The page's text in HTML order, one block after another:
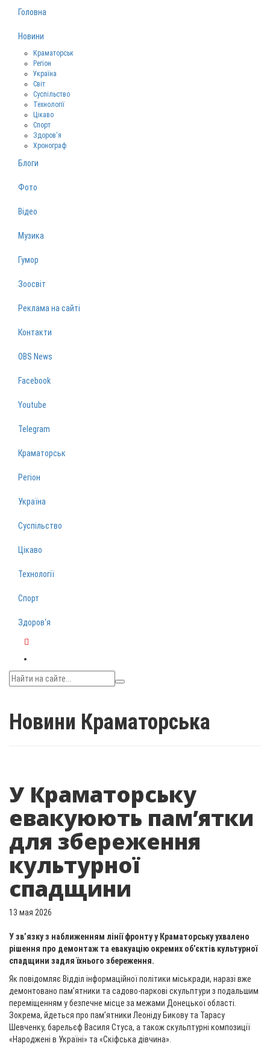
Головна
Новини
Краматорськ
Регіон
Україна
Світ
Суспільство
Технології
Цікаво
Спорт
Здоров‘я
Хронограф
Блоги
Фото
Відео
Музика
Гумор
Зоосвіт
Реклама на сайті
Контакти
OBS News
Facebook
Youtube
Telegram
Краматорськ
Регіон
Україна
Суспільство
Цікаво
Технології
Спорт
Здоров‘я
Новини Краматорська
У Краматорську
евакуюють пам’ятки
для збереження
культурної
спадщини
13 мая 2026
У зв’язку з наближенням лінії фронту у Краматорську ухвалено
рішення про демонтаж та евакуацію окремих об’єктів культурної
спадщини задля їхнього збереження.
Як повідомляє Відділ інформаційної політики міськради, наразі вже
демонтовано пам’ятники та садово-паркові скульптури з подальшим
переміщенням у безпечне місце за межами Донецької області.
Зокрема, йдеться про пам’ятники Леоніду Бикову та Тарасу
Шевченку, барельєф Василя Стуса, а також скульптурні композиції
«Народжені в Україні» та «Скіфська дівчина».